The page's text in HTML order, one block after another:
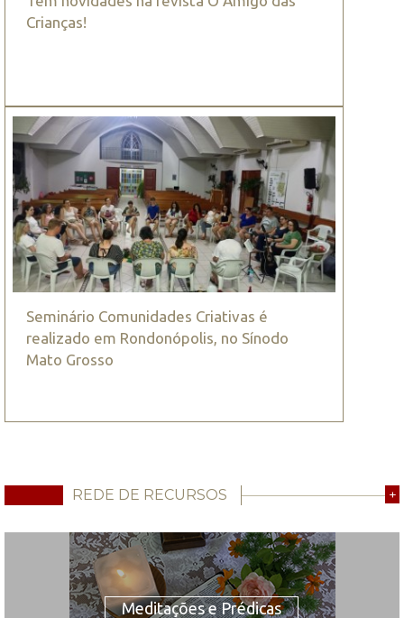
Crianças!
Seminário Comunidades Criativas é
realizado em Rondonópolis, no Sínodo
Mato Grosso
REDE DE RECURSOS +
Meditações e Prédicas